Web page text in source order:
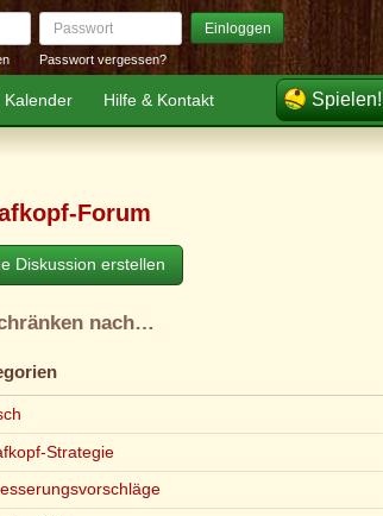
Passwort Einloggen
Passwort vergessen?
Kalender Hilfe & Kontakt Spielen!
Forum
Diskussion erstellen
nach…
Strategie